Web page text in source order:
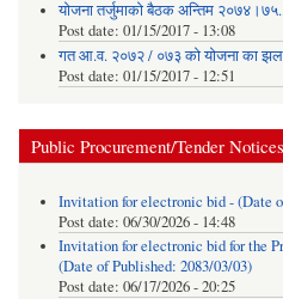
याेजना तर्जुमाकाे बैठक अन्तिम
Post date: 01/15/2017 - 13:08
गत आ.व. २०७२ / ०७३ को योजना का
Post date: 01/15/2017 - 12:51
Public Procurement/Tender Notices
Invitation for electronic bid - (Date
Post date: 06/30/2026 - 14:48
Invitation for electronic bid for the
(Date of Published: 2083/03/03)
Post date: 06/17/2026 - 20:25